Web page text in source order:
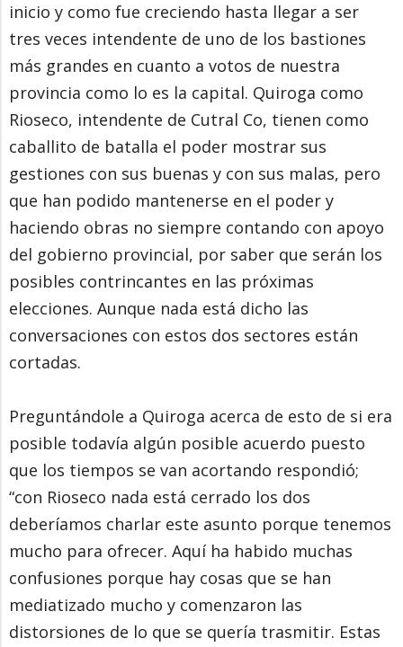
inicio y como fue creciendo hasta llegar a ser
tres veces intendente de uno de los bastiones
más grandes en cuanto a votos de nuestra
provincia como lo es la capital. Quiroga como
Rioseco, intendente de Cutral Co, tienen como
caballito de batalla el poder mostrar sus
gestiones con sus buenas y con sus malas, pero
que han podido mantenerse en el poder y
haciendo obras no siempre contando con apoyo
del gobierno provincial, por saber que serán los
posibles contrincantes en las próximas
elecciones. Aunque nada está dicho las
conversaciones con estos dos sectores están
cortadas.
Preguntándole a Quiroga acerca de esto de si era
posible todavía algún posible acuerdo puesto
que los tiempos se van acortando respondió;
“con Rioseco nada está cerrado los dos
deberíamos charlar este asunto porque tenemos
mucho para ofrecer. Aquí ha habido muchas
confusiones porque hay cosas que se han
mediatizado mucho y comenzaron las
distorsiones de lo que se quería trasmitir. Estas